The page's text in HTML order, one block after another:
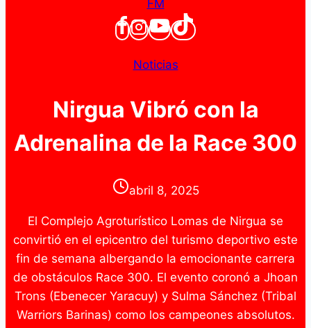
Noticias
Nirgua Vibró con la
Adrenalina de la Race 300
abril 8, 2025
El Complejo Agroturístico Lomas de Nirgua se
convirtió en el epicentro del turismo deportivo este
fin de semana albergando la emocionante carrera
de obstáculos Race 300. El evento coronó a Jhoan
Trons (Ebenecer Yaracuy) y Sulma Sánchez (Tribal
Warriors Barinas) como los campeones absolutos.